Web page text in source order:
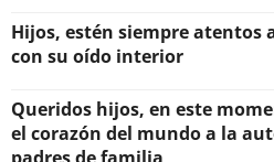
Hijos, estén siempre atentos
con su oído interior
Queridos hijos, en este
el corazón del mundo a la